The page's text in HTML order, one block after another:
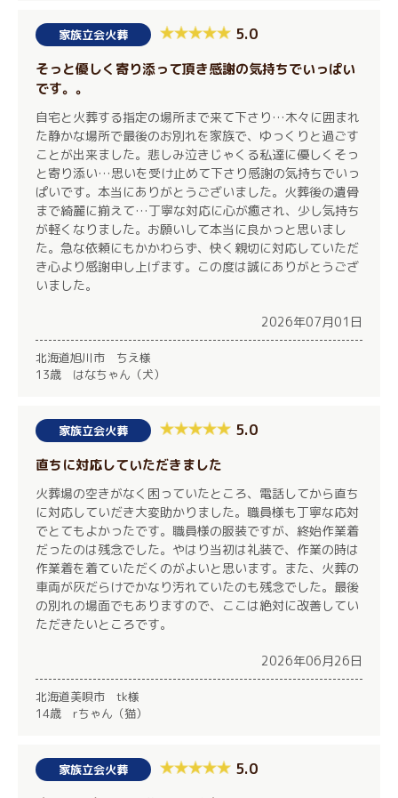
家族立会火葬 5.0
そっと優しく寄り添って頂き感謝の気持ちでいっぱい
です。。
自宅と火葬する指定の場所まで来て下さり…木々に囲まれ
た静かな場所で最後のお別れを家族で、ゆっくりと過ごす
ことが出来ました。悲しみ泣きじゃくる私達に優しくそっ
と寄り添い…思いを受け止めて下さり感謝の気持ちでいっ
ぱいです。本当にありがとうございました。火葬後の遺骨
まで綺麗に揃えて…丁寧な対応に心が癒され、少し気持ち
が軽くなりました。お願いして本当に良かっと思いまし
た。急な依頼にもかかわらず、快く親切に対応していただ
き心より感謝申し上げます。この度は誠にありがとうござ
いました。
2026年07月01日
北海道旭川市 ちえ様
13歳 はなちゃん（犬）
家族立会火葬 5.0
直ちに対応していただきました
火葬場の空きがなく困っていたところ、電話してから直ち
に対応していだき大変助かりました。職員様も丁寧な応対
でとてもよかったです。職員様の服装ですが、終始作業着
だったのは残念でした。やはり当初は礼装で、作業の時は
作業着を着ていただくのがよいと思います。また、火葬の
車両が灰だらけでかなり汚れていたのも残念でした。最後
の別れの場面でもありますので、ここは絶対に改善してい
ただきたいところです。
2026年06月26日
北海道美唄市 tk様
14歳 rちゃん（猫）
家族立会火葬 5.0